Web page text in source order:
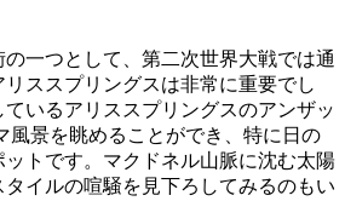
一つとして、第二次世界大戦では通
ススプリングスは非常に重要でし
いるアリススプリングスのアンザッ
風景を眺めることができ、特に日の
トです。マクドネル山脈に沈む太陽
イルの喧騒を見下ろしてみるのもい